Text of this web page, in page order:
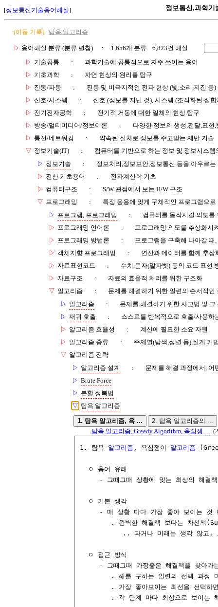
[정보통신기술용어해설] 정보통신,과학기
(이동 기록) 탐욕 알고리즘
▷ 용어해설 분류 (분류 펼침)
: 1,656개 분류 6,823건 해설
▷ 기술공통 :
과학기술에 공통적으로 자주 쓰이는 용어
▷ 기초과학 :
자연 현상의 원리를 탐구
▷ 진동/파동 :
진동 및 비국지적인 전파 현상 (빛,소리,지진 등)
▷ 신호/시스템 :
신호 (정보를 지닌 것), 시스템 (조직화된 집합
▷ 전기전자공학 :
전기적 거동에 대한 일체의 현상 탐구
▷ 방송/멀티미디어/정보이론 :
다양한 정보의 생성,전달,표현
▷ 통신/네트워킹 :
약속된 절차로 정보를 주고받는 제반 기술
▽ 정보기술(IT) :
컴퓨터를 기반으로 하는 정보 및 정보시스템
▷ 정보기술 :
정보처리,정보보안,정보통신 등을 아우르는
▷ 전산 기초용어 :
전자계산학 기초
▷ 컴퓨터구조 :
S/W 관점에서 보는 H/W 구조
▽ 프로그래밍 :
특정 응용에 맞게 구체적인 프로그램으로
▷ 프로그램, 프로그래밍 :
컴퓨터를 동작시킬 의도를
▷ 프로그래밍 언어론 :
프로그래밍 의도를 추상화시
▷ 프로그래밍 방법론 :
프로그램을 구축해 나아갈
▷ 객체지향 프로그래밍 :
연산과 데이터를 함께 추
▷ 자료표현코드 :
수치,문자(알파벳) 등의 코드 표현
▷ 자료구조 :
자료의 효율적 처리를 위한 구조화
▽ 알고리즘 :
문제를 해결하기 위한 일련의 순서적인
▷ 알고리즘 :
문제를 해결하기 위한 사고법 및 그
▷ 재귀 호출 :
스스로를 반복적으로 호출/사용하
▷ 알고리즘 효율성 :
계산에 필요한 소요 자원
▷ 알고리즘 종류 :
주제별(탐색,정렬 등),설계 기
▽ 알고리즘 전략
▷ 알고리즘 설계 :
문제를 해결 과정에서, 어
▷ Brute Force
▷ 분할 정복법
▽ 탐욕 알고리즘
1. 탐욕 알고리즘, 욕 ...
2. 탐욕 알고리즘의 ...
탐욕 알고리즘, Greedy Algorithm, 욕심쟁 ...
1. 탐욕 알고리즘 , 욕심쟁이 알고리즘
  ㅇ 용어 유래
- 그때그때 상황에 맞는 최상의 해결
  ㅇ 기본 생각
- 매 상황 마다 가장 좋아 보이는 것
. 완벽한 해결책 보다는 차선책
.. 과거나 미래는 생각 않고,
  ㅇ 접근 방식
- 그때그때 가장좋은 해결핵을 찾아가
. 해를 구하는 일련의 선택 과정
. 가장 좋아보이는 최선을 선택하
. 각 단계 마다 최상으로 보이는